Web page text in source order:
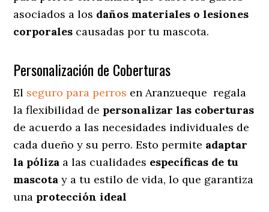
asociados a los daños materiales o lesiones
corporales causadas por tu mascota.
Personalización de Coberturas
El seguro para perros en Aranzueque regala
la flexibilidad de personalizar las coberturas
de acuerdo a las necesidades individuales de
cada dueño y su perro. Esto permite adaptar
la póliza a las cualidades específicas de tu
mascota y a tu estilo de vida, lo que garantiza
una protección ideal